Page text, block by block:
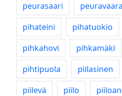
peurasaari
peuravaara
pihateini
pihatuokio
pihkahovi
pihkamäki
pihtipuola
piilasinen
piilevä
piilo